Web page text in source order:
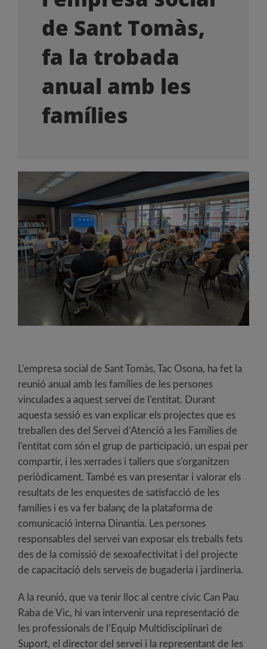
OFERTES LABORALS
LA BOTIGA
de Sant Tomàs,
fa la trobada
anual amb les
famílies
L’empresa social de Sant Tomàs, Tac Osona, ha fet la
reunió anual amb les famílies de les persones
vinculades a aquest servei de l’entitat. Durant
aquesta sessió es van explicar els projectes que es
treballen des del Servei d’Atenció a les Famílies de
l’entitat com són el grup de participació, un espai per
compartir, i les xerrades i tallers que s’organitzen
periòdicament. També es van presentar i valorar els
resultats de les enquestes de satisfacció de les
famílies i es va fer balanç de la plataforma de
comunicació interna Dinantia. Les persones
responsables del servei van exposar els treballs fets
des de la comissió de sexoafectivitat i del projecte
de capacitació dels serveis de bugaderia i jardineria.
A la reunió, que va tenir lloc al centre cívic Can Pau
Raba de Vic, hi van intervenir una representació de
les professionals de l’Equip Multidisciplinari de
Suport, el director del servei i la representant de les